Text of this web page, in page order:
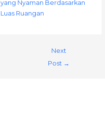
yang Nyaman Berdasarkan
Luas Ruangan
Next
Post →